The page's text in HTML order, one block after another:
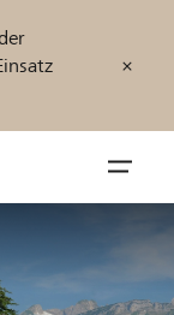
öffnen